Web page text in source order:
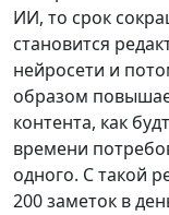
ИИ, то срок
становится
нейросети и
образом
контента, как
времени
одного. С такой
200 заметок в